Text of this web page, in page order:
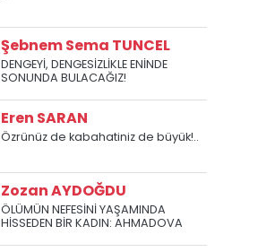
Şebnem Sema TUNCEL
DENGEYİ, DENGESİZLİKLE ENİNDE
SONUNDA BULACAĞIZ!
Eren SARAN
Özrünüz de kabahatiniz de büyük!..
Zozan AYDOĞDU
ÖLÜMÜN NEFESİNİ YAŞAMINDA
HİSSEDEN BİR KADIN: AHMADOVA